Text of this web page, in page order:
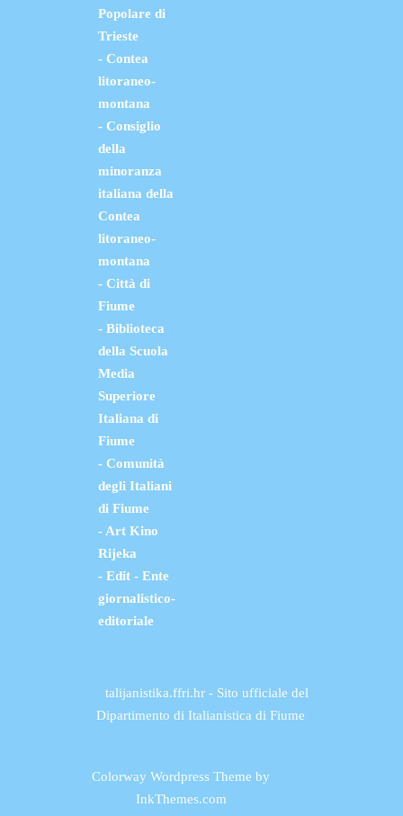
Popolare di
Trieste
- Contea
litoraneo-
montana
- Consiglio
della
minoranza
italiana della
Contea
litoraneo-
montana
- Città di
Fiume
- Biblioteca
della Scuola
Media
Superiore
Italiana di
Fiume
- Comunità
degli Italiani
di Fiume
- Art Kino
Rijeka
- Edit - Ente
giornalistico-
editoriale
talijanistika.ffri.hr - Sito ufficiale del
Dipartimento di Italianistica di Fiume
Colorway Wordpress Theme by
InkThemes.com